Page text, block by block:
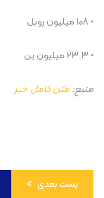
• ۱۰۸ میلیون روبل
• ۲۳.۳ میلیون ین
منبع:متن کامل خبر
پست بعدی